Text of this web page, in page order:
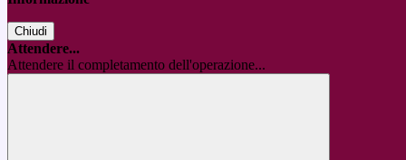
Chiudi
Attendere...
Attendere il completamento dell'operazione...